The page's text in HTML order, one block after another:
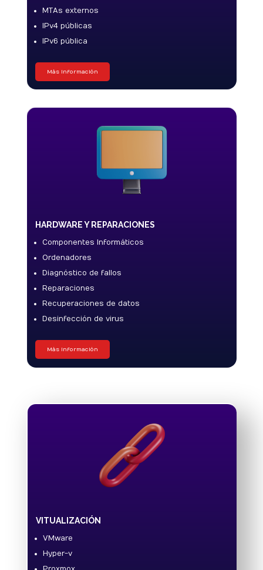
MTAs externos
IPv4 públicas
IPv6 pública
Más Información
HARDWARE Y REPARACIONES
Componentes Informáticos
Ordenadores
Diagnóstico de fallos
Reparaciones
Recuperaciones de datos
Desinfección de virus
Más Información
VITUALIZACIÓN
VMware
Hyper-v